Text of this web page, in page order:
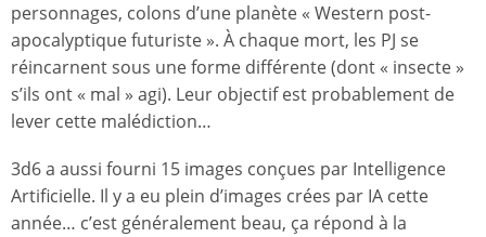
personnages, colons d’une planète « Western post-
apocalyptique futuriste ». À chaque mort, les PJ se
réincarnent sous une forme différente (dont « insecte »
s’ils ont « mal » agi). Leur objectif est probablement de
lever cette malédiction…
3d6 a aussi fourni 15 images conçues par Intelligence
Artificielle. Il y a eu plein d’images crées par IA cette
année… c’est généralement beau, ça répond à la